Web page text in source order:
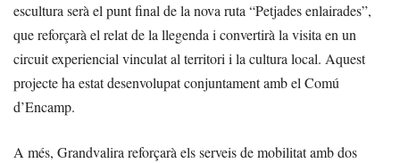
escultura serà el punt final de la nova ruta “Petjades enlairades”,
que reforçarà el relat de la llegenda i convertirà la visita en un
circuit experiencial vinculat al territori i la cultura local. Aquest
projecte ha estat desenvolupat conjuntament amb el Comú
d’Encamp.
A més, Grandvalira reforçarà els serveis de mobilitat amb dos